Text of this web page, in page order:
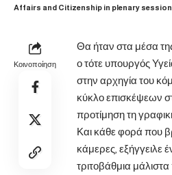
Affairs and Citizenship in plenary session
Κοινοποίηση
Θα ήταν στα μέσα
ο τότε υπουργός
στην αρχηγία του
κύκλο επισκέψεων
προτίμηση τη
Και κάθε φορά που
κάμερες, εξήγγειλε
τριτοβάθμια